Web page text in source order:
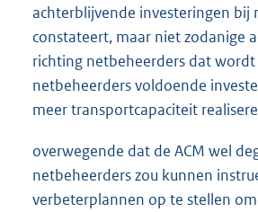
achterblijvende investeringen bij
constateert, maar niet zodanige
richting netbeheerders dat
netbeheerders voldoende
meer transportcapaciteit
overwegende dat de ACM wel
netbeheerders zou kunnen
verbeterplannen op te stellen